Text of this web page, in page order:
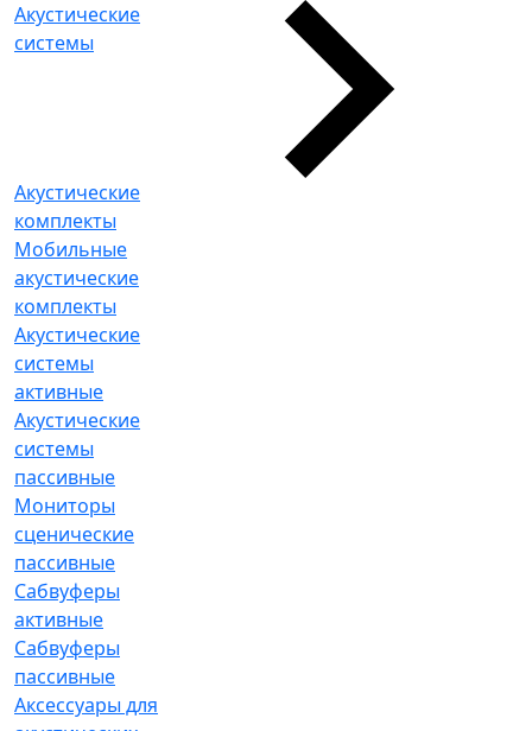
Акустические
системы
Акустические
комплекты
Мобильные
акустические
комплекты
Акустические
системы
активные
Акустические
системы
пассивные
Мониторы
сценические
пассивные
Сабвуферы
активные
Сабвуферы
пассивные
Аксессуары для